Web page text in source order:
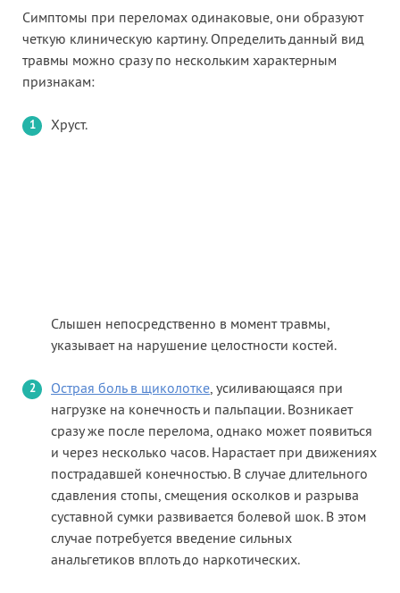
Симптомы при переломах одинаковые, они образуют
четкую клиническую картину. Определить данный вид
травмы можно сразу по нескольким характерным
признакам:
Хруст.
Слышен непосредственно в момент травмы,
указывает на нарушение целостности костей.
Острая боль в щиколотке, усиливающаяся при
нагрузке на конечность и пальпации. Возникает
сразу же после перелома, однако может появиться
и через несколько часов. Нарастает при движениях
пострадавшей конечностью. В случае длительного
сдавления стопы, смещения осколков и разрыва
суставной сумки развивается болевой шок. В этом
случае потребуется введение сильных
анальгетиков вплоть до наркотических.